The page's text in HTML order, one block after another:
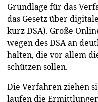
Grundlage für das
das Gesetz über
kurz DSA). Große
wegen des DSA an
halten, die vor allem
schützen sollen.
Die Verfahren ziehen
laufen die